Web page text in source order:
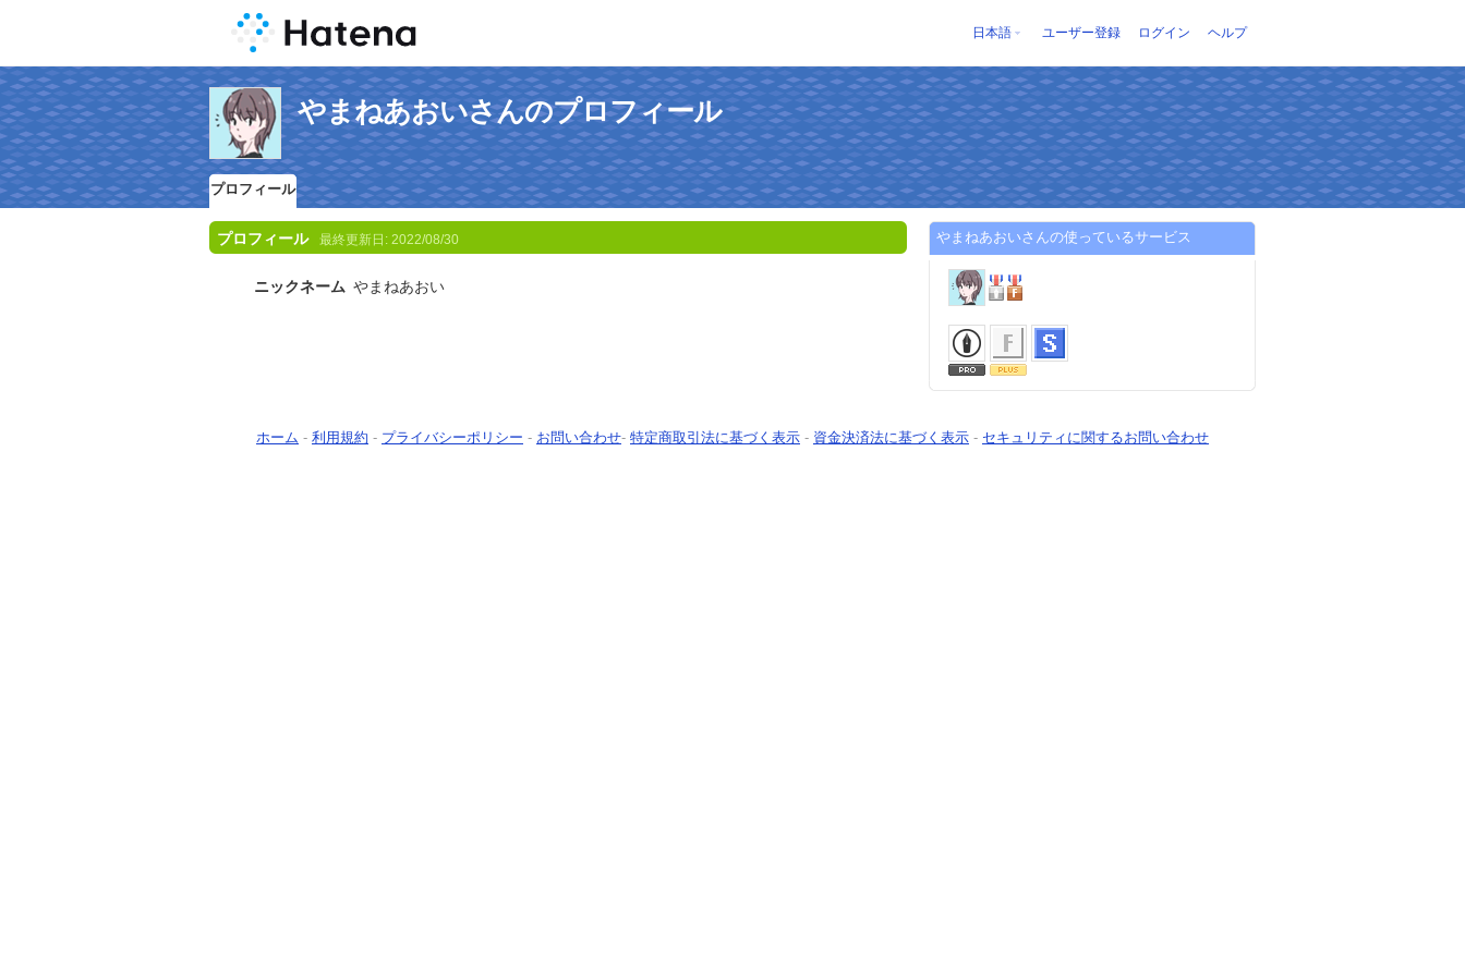
日本語 ユーザー登録 ログイン ヘルプ
やまねあおいさんのプロフィール
プロフィール
プロフィール 最終更新日: 2022/08/30
ニックネーム やまねあおい
やまねあおいさんの使っているサービス
ホーム - 利用規約 - プライバシーポリシー - お問い合わせ- 特定商取引法に基づく表示 - 資金決済法に基づく表示 - セキュリティに関するお問い合わせ